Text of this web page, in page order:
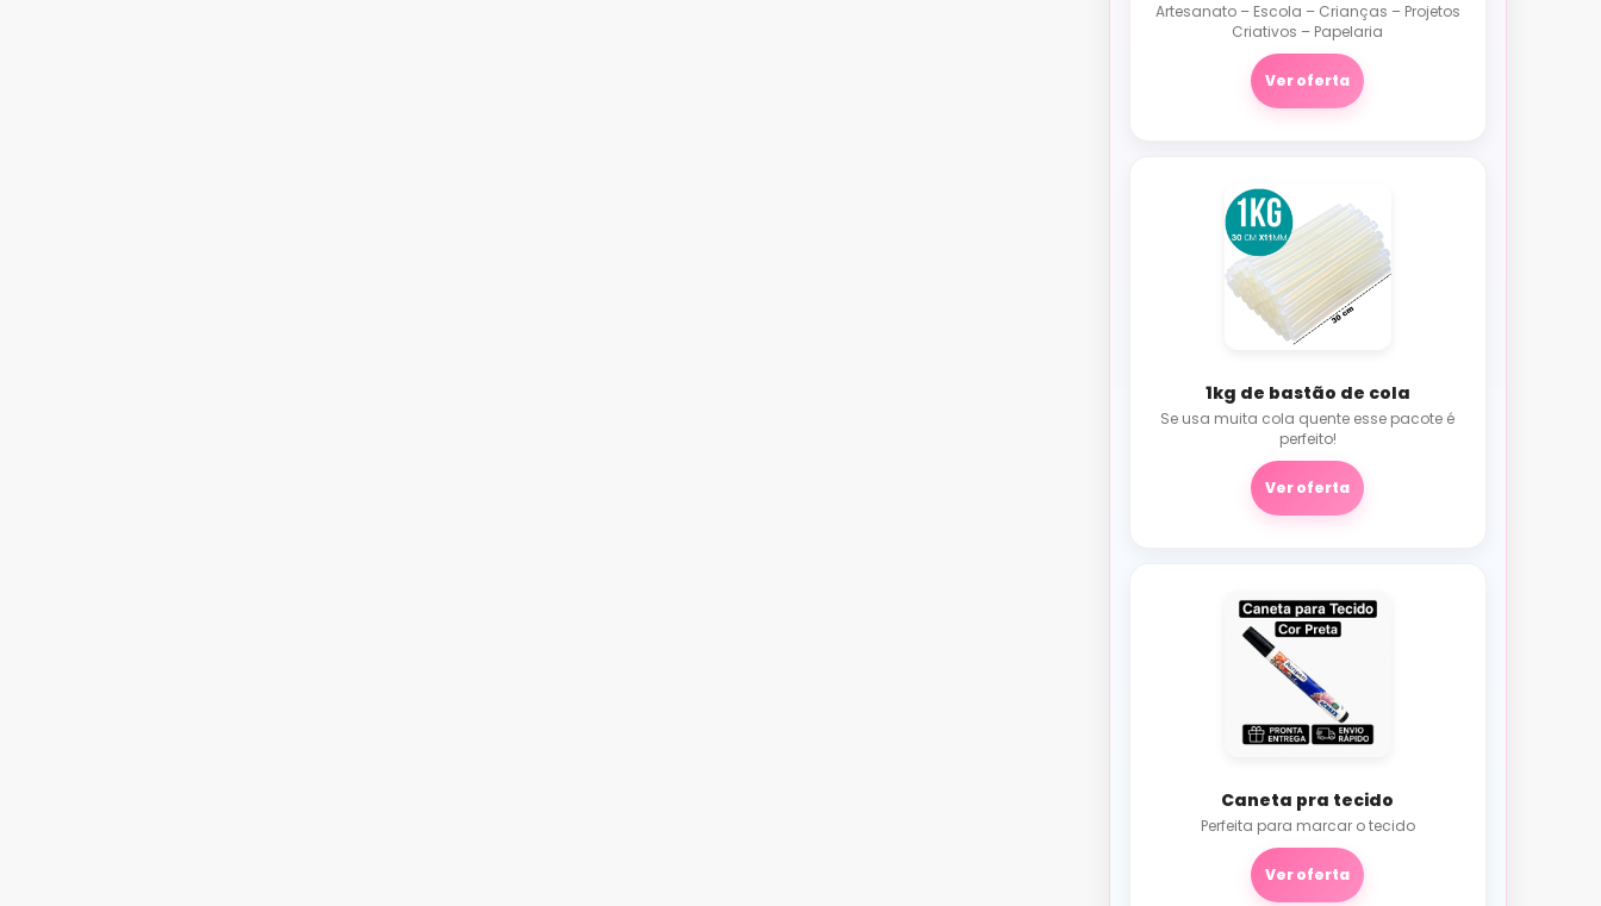
Artesanato – Escola – Crianças – Projetos
Criativos – Papelaria
Ver oferta
1kg de bastão de cola
Se usa muita cola quente esse pacote é
perfeito!
Ver oferta
Caneta pra tecido
Perfeita para marcar o tecido
Ver oferta